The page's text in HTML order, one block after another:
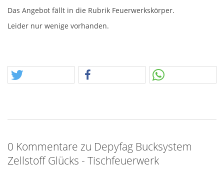
Das Angebot fällt in die Rubrik Feuerwerkskörper.
Leider nur wenige vorhanden.
0 Kommentare zu Depyfag Bucksystem
Zellstoff Glücks - Tischfeuerwerk